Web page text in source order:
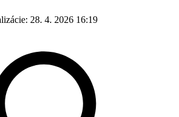
28. 4. 2026 16:19